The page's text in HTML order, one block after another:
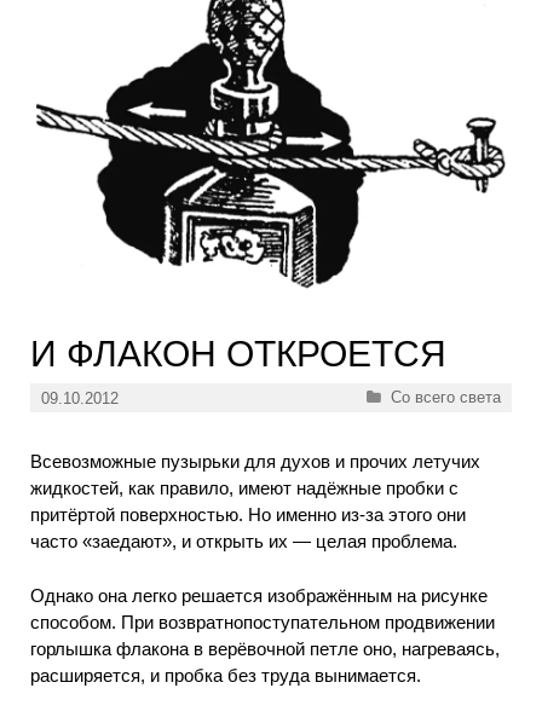
И ФЛАКОН ОТКРОЕТСЯ
09.10.2012 Рубрики
Со всего света
Всевозможные пузырьки для духов и прочих летучих
жидкостей, как правило, имеют надёжные пробки с
притёртой поверхностью. Но именно из-за этого они
часто «заедают», и открыть их — целая проблема.
Однако она легко решается изображённым на рисунке
способом. При возвратнопоступательном продвижении
горлышка флакона в верёвочной петле оно, нагреваясь,
расширяется, и пробка без труда вынимается.